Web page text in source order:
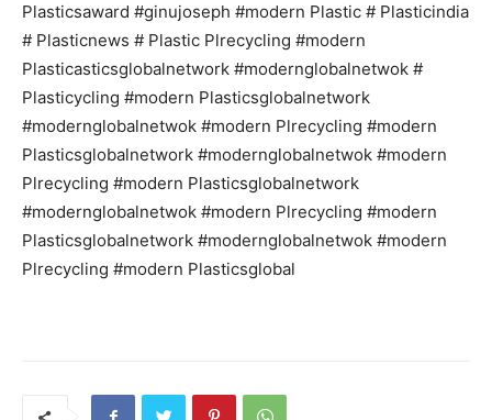
Plasticsaward #ginujoseph #modern Plastic # Plasticindia
# Plasticnews # Plastic Plrecycling #modern
Plasticasticsglobalnetwork #modernglobalnetwok #
Plasticycling #modern Plasticsglobalnetwork
#modernglobalnetwok #modern Plrecycling #modern
Plasticsglobalnetwork #modernglobalnetwok #modern
Plrecycling #modern Plasticsglobalnetwork
#modernglobalnetwok #modern Plrecycling #modern
Plasticsglobalnetwork #modernglobalnetwok #modern
Plrecycling #modern Plasticsglobal